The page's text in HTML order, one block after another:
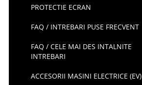
PROTECTIE ECRAN
FAQ / INTREBARI PUSE FRECVENT
FAQ / CELE MAI DES INTALNITE
INTREBARI
ACCESORII MASINI ELECTRICE (EV)